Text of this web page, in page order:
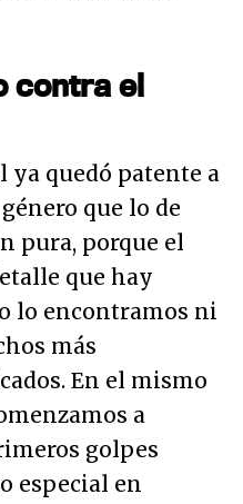
contra el
ya quedó patente a
que lo de
pura, porque el
que hay
lo encontramos ni
más
En el mismo
a
golpes
especial en